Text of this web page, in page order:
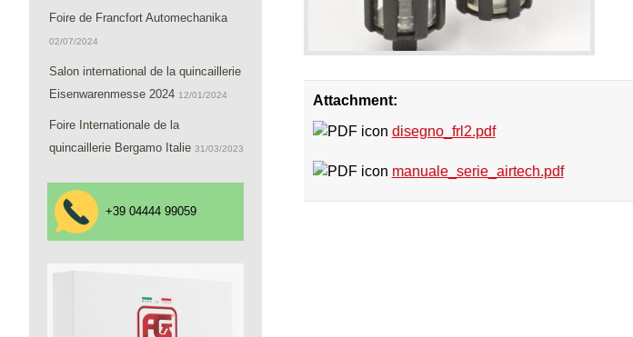
Attachment:
disegno_frl2.pdf
manuale_serie_airtech.pdf
Foire de Francfort Automechanika
02/07/2024
Salon international de la quincaillerie
Eisenwarenmesse 2024 12/01/2024
Foire Internationale de la
quincaillerie Bergamo Italie 31/03/2023
+39 04444 99059